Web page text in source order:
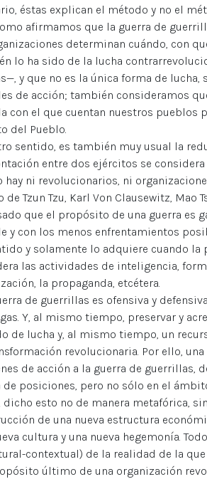
éstas explican el método y no el
afirmamos que la guerra de
determinan cuándo, con
lo ha sido de la lucha
y que no es la única forma de
de acción; también consideramos
con el que cuentan nuestros pueblos
del Pueblo.
sentido, es también muy usual la
entre dos ejércitos se
hay ni revolucionarios, ni
de Tzun Tzu, Karl Von Clausewitz, Mao
que el propósito de una guerra es
y con los menos enfrentamientos
y solamente lo adquiere cuando
las actividades de inteligencia,
la propaganda, etcétera.
de guerrillas es ofensiva y
Y, al mismo tiempo, preservar y
de lucha y, al mismo tiempo, un
revolucionaria. Por ello,
de acción a la guerra de
de posiciones, pero no sólo en el
dicho esto no de manera metafórica,
de una nueva estructura
cultura y una nueva hegemonía.
contextual) de la realidad de la
último de una organización